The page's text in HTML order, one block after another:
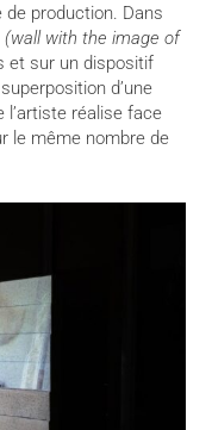
de production. Dans
(wall with the image of
et sur un dispositif
d’une
l’artiste réalise face
le même nombre de